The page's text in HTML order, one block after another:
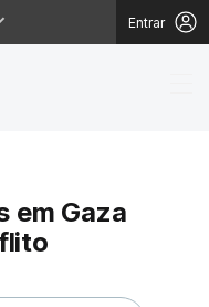
Entrar
em Gaza